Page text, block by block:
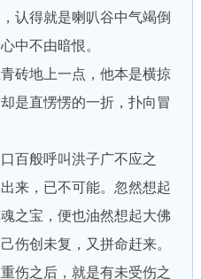
得就是喇叭谷中气竭倒
中不由暗恨。
地上一点，他本是横掠
是直愣愣的一折，扑向冒
般呼叫洪子广不应之
来，已不可能。忽然想起
之宝，便也油然想起大佛
伤创未复，又拼命赶来。
之后，就是有未受伤之